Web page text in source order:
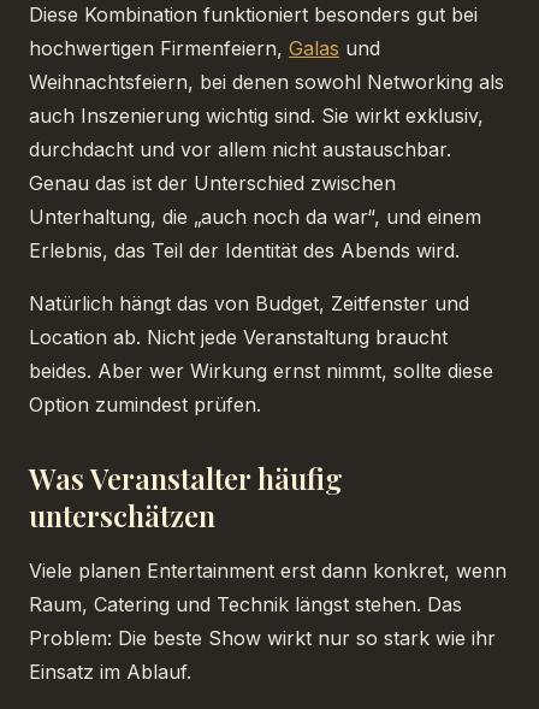
Diese Kombination funktioniert besonders gut bei
hochwertigen Firmenfeiern, Galas und
Weihnachtsfeiern, bei denen sowohl Networking als
auch Inszenierung wichtig sind. Sie wirkt exklusiv,
durchdacht und vor allem nicht austauschbar.
Genau das ist der Unterschied zwischen
Unterhaltung, die „auch noch da war“, und einem
Erlebnis, das Teil der Identität des Abends wird.
Natürlich hängt das von Budget, Zeitfenster und
Location ab. Nicht jede Veranstaltung braucht
beides. Aber wer Wirkung ernst nimmt, sollte diese
Option zumindest prüfen.
Was Veranstalter häufig
unterschätzen
Viele planen Entertainment erst dann konkret, wenn
Raum, Catering und Technik längst stehen. Das
Problem: Die beste Show wirkt nur so stark wie ihr
Einsatz im Ablauf.